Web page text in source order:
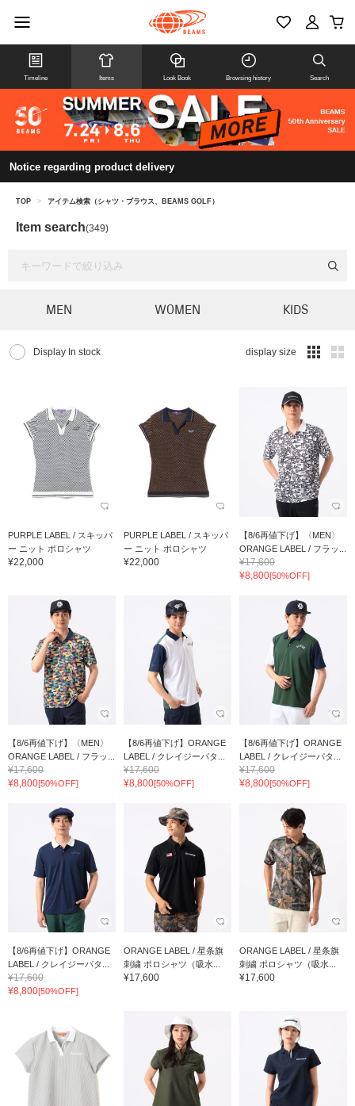
Timeline Items Look Book Browsing history Search
Notice regarding product delivery
TOP > アイテム検索（シャツ・ブラウス、BEAMS GOLF）
Item search(349)
MEN WOMEN KIDS
Display In stock display size
PURPLE LABEL / スキッパ
ー ニット ポロシャツ
¥22,000
PURPLE LABEL / スキッパ
ー ニット ポロシャツ
¥22,000
【8/6再値下げ】〈MEN〉
ORANGE LABEL / フラッ...
¥17,600
¥8,800[50%OFF]
【8/6再値下げ】〈MEN〉
ORANGE LABEL / フラッ...
¥17,600
¥8,800[50%OFF]
【8/6再値下げ】ORANGE
LABEL / クレイジーパタ...
¥17,600
¥8,800[50%OFF]
【8/6再値下げ】ORANGE
LABEL / クレイジーパタ...
¥17,600
¥8,800[50%OFF]
【8/6再値下げ】ORANGE
LABEL / クレイジーパタ...
¥17,600
¥8,800[50%OFF]
ORANGE LABEL / 星条旗
刺繍 ポロシャツ（吸水...
¥17,600
ORANGE LABEL / 星条旗
刺繍 ポロシャツ（吸水...
¥17,600